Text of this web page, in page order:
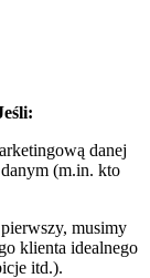
danej
(m.in. kto
musimy
klienta idealnego
itd.).